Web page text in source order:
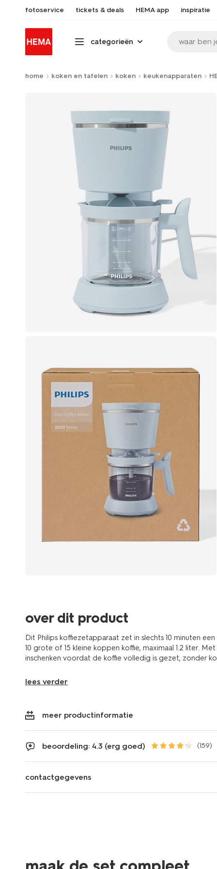
fotoservice tickets & deals HEMA app inspiratie
categorieën waar ben
home koken en tafelen koken keukenapparaten
over dit product
Dit Philips koffiezetapparaat zet in slechts 10 minuten
10 grote of 15 kleine koppen koffie, maximaal 1.2 liter.
inschenken voordat de koffie volledig is gezet, zonder
lees verder
meer productinformatie
beoordeling: 4.3 (erg goed) (159)
contactgegevens